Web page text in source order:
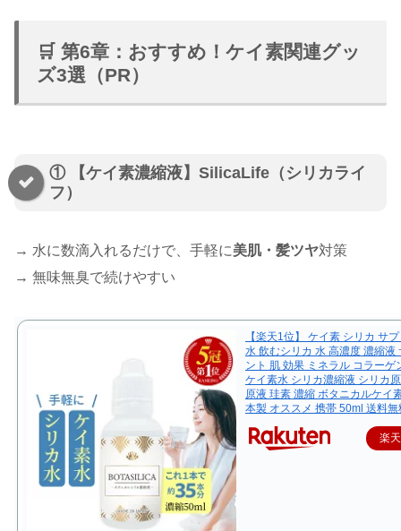
🛒 第6章：おすすめ！ケイ素関連グッ
ズ3選（PR）
① 【ケイ素濃縮液】SilicaLife（シリカライ
フ）
→ 水に数滴入れるだけで、手軽に美肌・髪ツヤ対策
→ 無味無臭で続けやすい
【楽天1位】 ケイ素 シリカ サ
水 飲むシリカ 水 高濃度 濃縮液
ント 肌 効果 ミネラル コラーゲ
ケイ素水 シリカ濃縮液 シリカ
原液 珪素 濃縮 ボタニカルケイ
本製 オススメ 携帯 50ml 送料無
楽